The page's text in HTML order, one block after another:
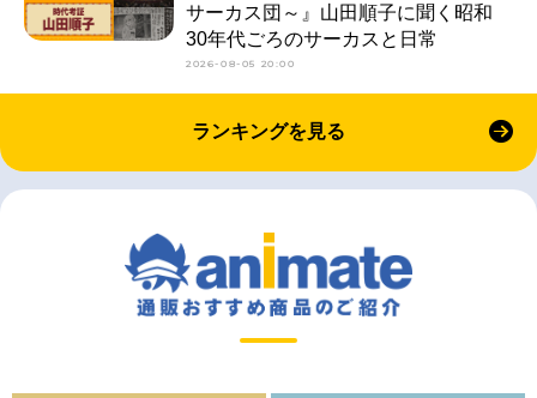
サーカス団～』山田順子に聞く昭和
30年代ごろのサーカスと日常
2026-08-05 20:00
ランキングを見る